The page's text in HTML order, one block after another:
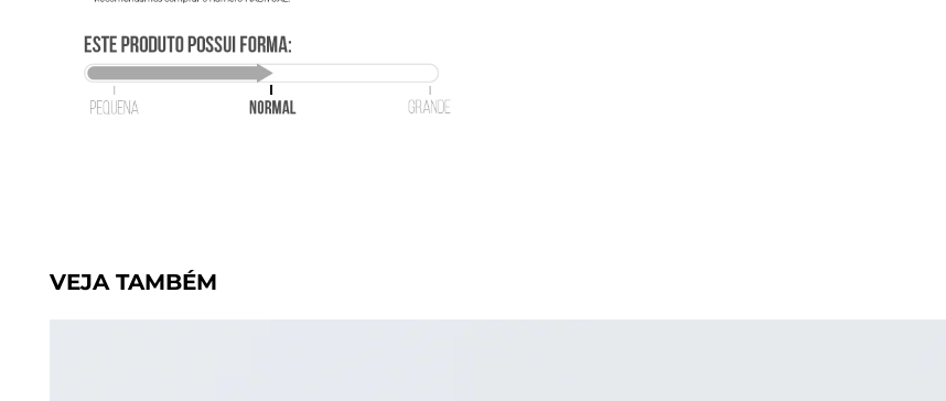
VEJA TAMBÉM